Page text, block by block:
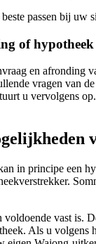
passen bij uw
of hypotheek
en
vragen van
u vervolgens
in principe een
vast is.
Als u